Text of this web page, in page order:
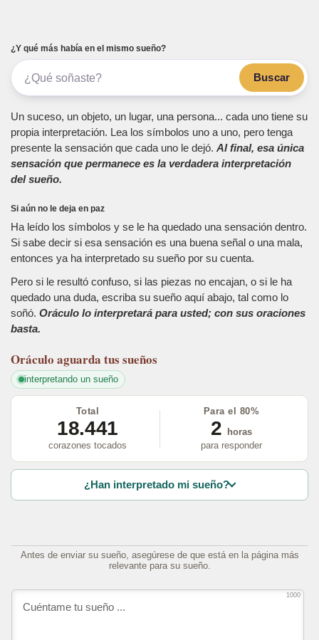
¿Y qué más había en el mismo sueño?
Buscar
Un suceso, un objeto, un lugar, una persona... cada uno tiene su
propia interpretación. Lea los símbolos uno a uno, pero tenga
presente la sensación que cada uno le dejó. Al final, esa única
sensación que permanece es la verdadera interpretación
del sueño.
Si aún no le deja en paz
Ha leído los símbolos y se le ha quedado una sensación dentro.
Si sabe decir si esa sensación es una buena señal o una mala,
entonces ya ha interpretado su sueño por su cuenta.
Pero si le resultó confuso, si las piezas no encajan, o si le ha
quedado una duda, escriba su sueño aquí abajo, tal como lo
soñó. Oráculo lo interpretará para usted; con sus oraciones
basta.
Oráculo aguarda tus sueños
interpretando un sueño
Total
18.441
corazones tocados
Para el 80%
2
horas
para responder
¿Han interpretado mi sueño?
Antes de enviar su sueño, asegúrese de que está en la página más
relevante para su sueño.
1000